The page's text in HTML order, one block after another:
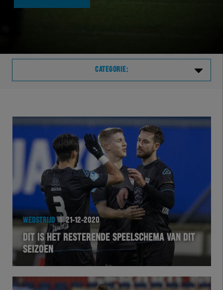
CATEGORIE:
VVVHER
HERVOL
EXCHER
VOLHER
HERTEL
WEDSTRIJD 21-12-2020
DIT IS HET RESTERENDE SPEELSCHEMA VAN DIT
SEIZOEN